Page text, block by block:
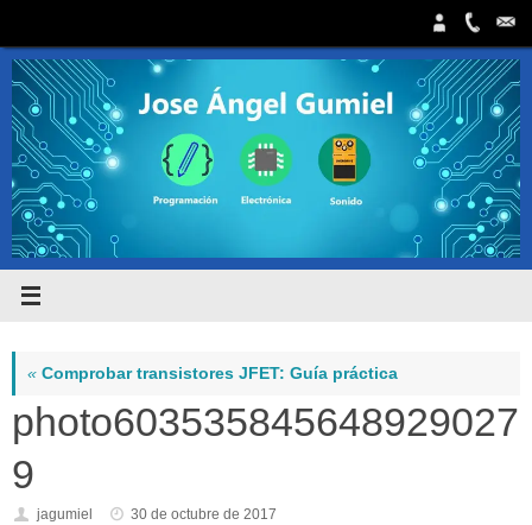
contenido
« Comprobar transistores JFET: Guía práctica
photo603535845648929027
9
jagumiel
30 de octubre de 2017